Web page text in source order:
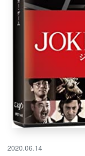
2020.06.14